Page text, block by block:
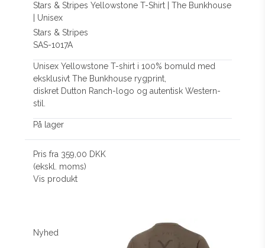
Stars & Stripes Yellowstone T-Shirt | The Bunkhouse
| Unisex
Stars & Stripes
SAS-1017A
Unisex Yellowstone T-shirt i 100% bomuld med
eksklusivt The Bunkhouse rygprint,
diskret Dutton Ranch-logo og autentisk Western-
stil.
På lager
Pris fra 359,00 DKK
(ekskl. moms)
Vis produkt
Nyhed